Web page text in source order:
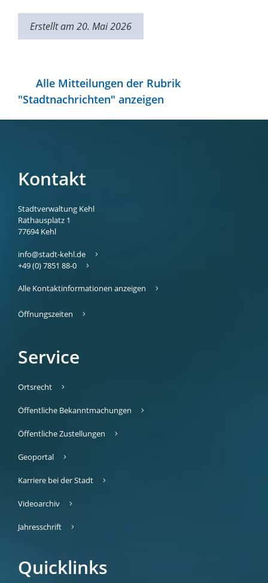
Erstellt am 20. Mai 2026
Alle Mitteilungen der Rubrik
"Stadtnachrichten" anzeigen
Kontakt
Stadtverwaltung Kehl
Rathausplatz 1
77694 Kehl
info@stadt-kehl.de
+49 (0) 7851 88-0
Alle Kontaktinformationen anzeigen
Öffnungszeiten
Service
Ortsrecht
Öffentliche Bekanntmachungen
Öffentliche Zustellungen
Geoportal
Karriere bei der Stadt
Videoarchiv
Jahresschrift
Quicklinks